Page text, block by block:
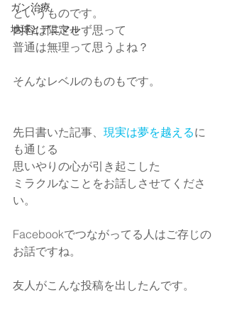
ガン治療
地球とアニマル
というものです。
内容は限定せず思って
普通は無理って思うよね？
そんなレベルのものもです。
先日書いた記事、 現実は夢を越えるに
も通じる
思いやりの心が引き起こした
ミラクルなことをお話しさせてくださ
い。
Facebookでつながってる人はご存じの
お話ですね。
友人がこんな投稿を出したんです。